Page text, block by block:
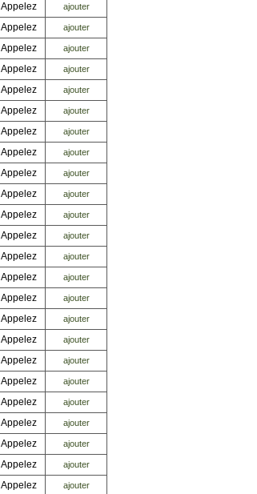
Appelez ajouter
Appelez ajouter
Appelez ajouter
Appelez ajouter
Appelez ajouter
Appelez ajouter
Appelez ajouter
Appelez ajouter
Appelez ajouter
Appelez ajouter
Appelez ajouter
Appelez ajouter
Appelez ajouter
Appelez ajouter
Appelez ajouter
Appelez ajouter
Appelez ajouter
Appelez ajouter
Appelez ajouter
Appelez ajouter
Appelez ajouter
Appelez ajouter
Appelez ajouter
Appelez ajouter